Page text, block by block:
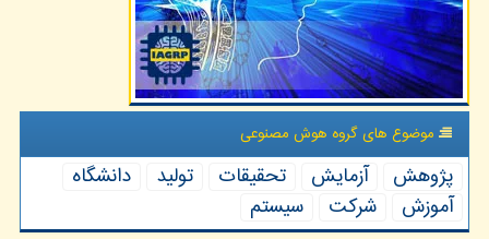
موضوع های گروه هوش مصنوعی
پژوهش آزمایش تحقیقات تولید
دانشگاه
آموزش
شركت سیستم